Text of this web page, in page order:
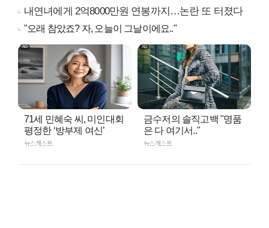
내연녀에게 2억8000만원 연봉까지…논란 또 터졌다
"오래 참았죠? 자, 오늘이 그날이에요.."
71세 민혜숙 씨, 미인대회
평정한 ‘방부제 여신’
뉴스캐스트
금수저의 솔직고백 "명품
은 다 여기서.."
뉴스캐스트